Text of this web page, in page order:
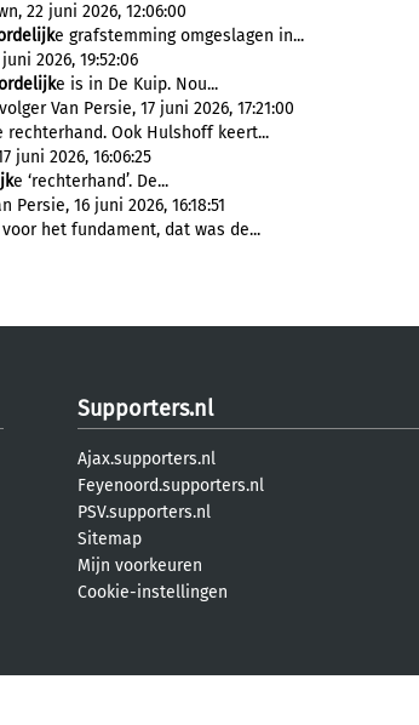
22 juni 2026, 12:06:00
e grafstemming omgeslagen in...
2026, 19:52:06
e is in De Kuip. Nou...
Van Persie, 17 juni 2026, 17:21:00
rechterhand. Ook Hulshoff keert...
juni 2026, 16:06:25
e ‘rechterhand’. De...
16 juni 2026, 16:18:51
het fundament, dat was de...
Supporters.nl
Ajax.supporters.nl
Feyenoord.supporters.nl
PSV.supporters.nl
Sitemap
Mijn voorkeuren
Cookie-instellingen